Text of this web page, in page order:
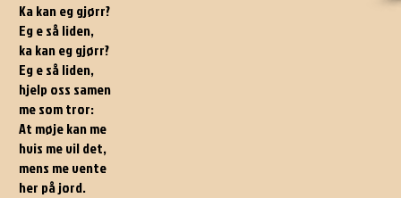
Ka kan eg gjørr?
Eg e så liden,
ka kan eg gjørr?
Eg e så liden,
hjelp oss samen
me som tror:
At møje kan me
hvis me vil det,
mens me vente
her på jord.